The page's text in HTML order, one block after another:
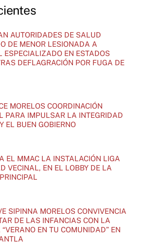
AUTORIDADES DE SALUD
DE MENOR LESIONADA A
ESPECIALIZADO EN ESTADOS
DEFLAGRACIÓN POR FUGA DE
MORELOS COORDINACIÓN
PARA IMPULSAR LA INTEGRIDAD
EL BUEN GOBIERNO
EL MMAC LA INSTALACIÓN LIGA
VECINAL, EN EL LOBBY DE LA
SIPINNA MORELOS CONVIVENCIA
DE LAS INFANCIAS CON LA
EN TU COMUNIDAD” EN